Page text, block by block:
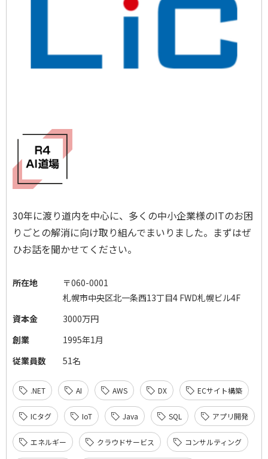
30年に渡り道内を中心に、多くの中小企業様のITのお困
りごとの解消に向け取り組んでまいりました。まずはぜ
ひお話を聞かせてください。
所在地
〒060-0001
札幌市中央区北一条西13丁目4 FWD札幌ビル4F
資本金
3000万円
創業
1995年1月
従業員数
51名
.NET AI AWS DX ECサイト構築
ICタグ IoT Java SQL アプリ開発
エネルギー クラウドサービス コンサルティング